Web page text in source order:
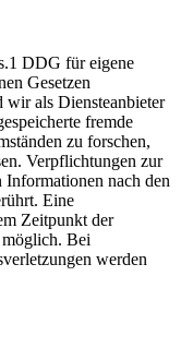
DDG für eigene
Gesetzen
als Diensteanbieter
fremde
zu forschen,
Verpflichtungen zur
nach den
Eine
Zeitpunkt der
Bei
werden